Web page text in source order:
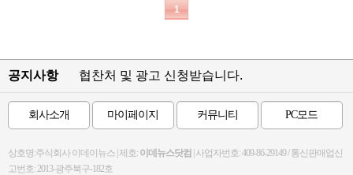
1
공지사항 협찬처 및 광고 신청받습니다.
회사소개 마이페이지 커뮤니티 PC모드
상호명:주식회사 이데이뉴스 | 제호: 이데뉴스닷컴 | 사업자번호: 409-86-29149 / 통신판매업신
고번호: 2013-광주북구-182호